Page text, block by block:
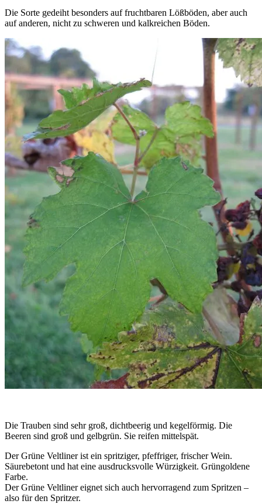
Die Sorte gedeiht besonders auf fruchtbaren Lößböden, aber auch
auf anderen, nicht zu schweren und kalkreichen Böden.
Die Trauben sind sehr groß, dichtbeerig und kegelförmig. Die
Beeren sind groß und gelbgrün. Sie reifen mittelspät.
Der Grüne Veltliner ist ein spritziger, pfeffriger, frischer Wein.
Säurebetont und hat eine ausdrucksvolle Würzigkeit. Grüngoldene
Farbe.
Der Grüne Veltliner eignet sich auch hervorragend zum Spritzen –
also für den Spritzer.